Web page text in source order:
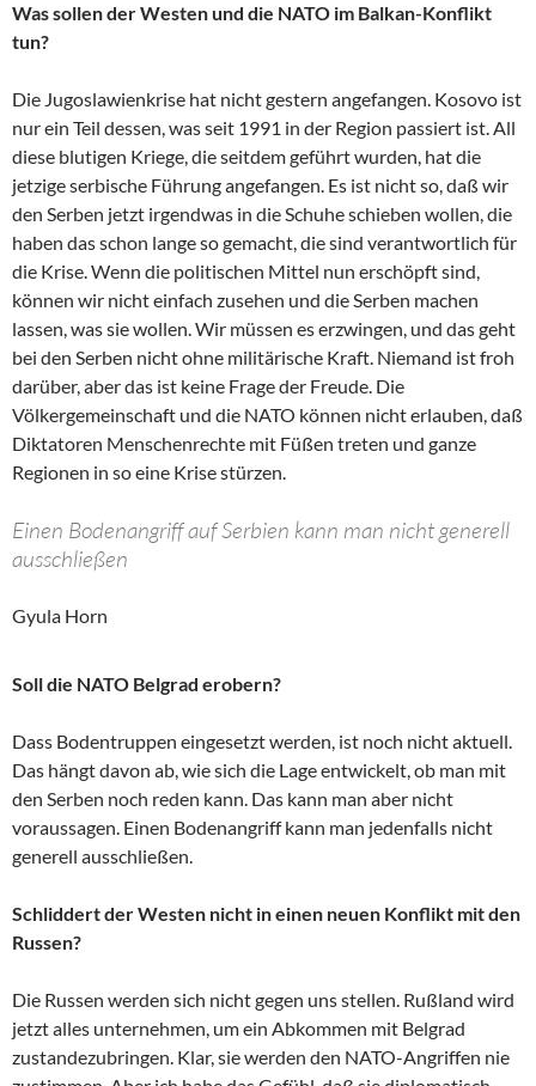
Was sollen der Westen und die NATO im Balkan-Konflikt
tun?
Die Jugoslawienkrise hat nicht gestern angefangen. Kosovo ist
nur ein Teil dessen, was seit 1991 in der Region passiert ist. All
diese blutigen Kriege, die seitdem geführt wurden, hat die
jetzige serbische Führung angefangen. Es ist nicht so, daß wir
den Serben jetzt irgendwas in die Schuhe schieben wollen, die
haben das schon lange so gemacht, die sind verantwortlich für
die Krise. Wenn die politischen Mittel nun erschöpft sind,
können wir nicht einfach zusehen und die Serben machen
lassen, was sie wollen. Wir müssen es erzwingen, und das geht
bei den Serben nicht ohne militärische Kraft. Niemand ist froh
darüber, aber das ist keine Frage der Freude. Die
Völkergemeinschaft und die NATO können nicht erlauben, daß
Diktatoren Menschenrechte mit Füßen treten und ganze
Regionen in so eine Krise stürzen.
Einen Bodenangriff auf Serbien kann man nicht generell
ausschließen
Gyula Horn
Soll die NATO Belgrad erobern?
Dass Bodentruppen eingesetzt werden, ist noch nicht aktuell.
Das hängt davon ab, wie sich die Lage entwickelt, ob man mit
den Serben noch reden kann. Das kann man aber nicht
voraussagen. Einen Bodenangriff kann man jedenfalls nicht
generell ausschließen.
Schliddert der Westen nicht in einen neuen Konflikt mit den
Russen?
Die Russen werden sich nicht gegen uns stellen. Rußland wird
jetzt alles unternehmen, um ein Abkommen mit Belgrad
zustandezubringen. Klar, sie werden den NATO-Angriffen nie